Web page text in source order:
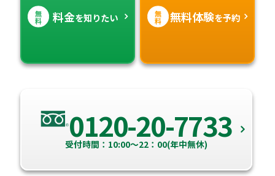
無
料 料金を知りたい 無
料 無料体験を予約
0120-20-7733
受付時間：10:00～22：00(年中無休)